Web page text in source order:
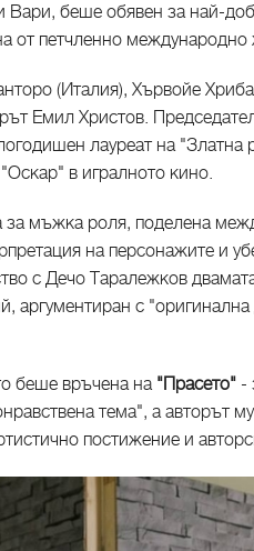
Вари, беше обявен за най-
от петчленно международно
(Италия), Хървойе
Емил Христов.
лауреат на "Златна
в игралното кино.
за мъжка роля, поделена
на персонажите и
с Дечо Таралежков
аргументиран с
беше връчена на"Прасето" -
тема", а авторът
постижение и